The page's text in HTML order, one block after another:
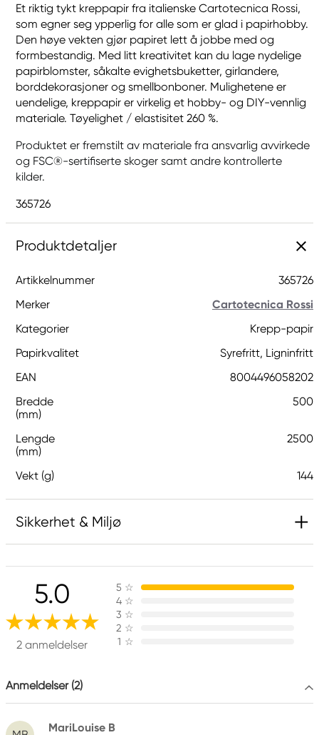
Et riktig tykt kreppapir fra italienske Cartotecnica Rossi,
som egner seg ypperlig for alle som er glad i papirhobby.
Den høye vekten gjør papiret lett å jobbe med og
formbestandig. Med litt kreativitet kan du lage nydelige
papirblomster, såkalte evighetsbuketter, girlandere,
borddekorasjoner og smellbonboner. Mulighetene er
uendelige, kreppapir er virkelig et hobby- og DIY-vennlig
materiale. Tøyelighet / elastisitet 260 %.
Produktet er fremstilt av materiale fra ansvarlig avvirkede
og FSC®-sertifiserte skoger samt andre kontrollerte
kilder.
365726
Produktdetaljer
Artikkelnummer
365726
Merker
Cartotecnica Rossi
Kategorier
Krepp-papir
Papirkvalitet
Syrefritt, Ligninfritt
EAN
8004496058202
Bredde
(mm)
500
Lengde
(mm)
2500
Vekt (g) 144
Sikkerhet & Miljø
Ansvarlig EU
Cartotecnica Rossi
Cartotecnica Rossi S.r.l.
Via Perale, 19
36011 Arsiero (VI) Italy
5.0
2 anmeldelser
5 ☆
4 ☆
3 ☆
2 ☆
1 ☆
Anmeldelser (2)
MariLouise B